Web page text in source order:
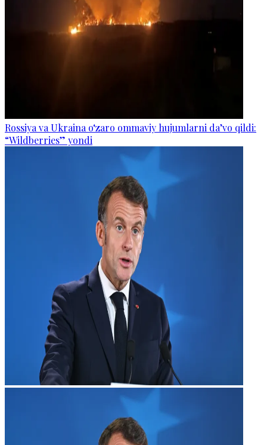
Rossiya va Ukraina o‘zaro ommaviy hujumlarni da’vo qildi:
“Wildberries” yondi